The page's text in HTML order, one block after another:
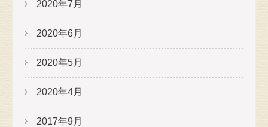
2020年7月
2020年6月
2020年5月
2020年4月
2017年9月